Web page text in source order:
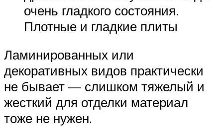
очень гладкого состояния.
Плотные и гладкие плиты
Ламинированных или
декоративных видов практически
не бывает — слишком тяжелый и
жесткий для отделки материал
тоже не нужен.